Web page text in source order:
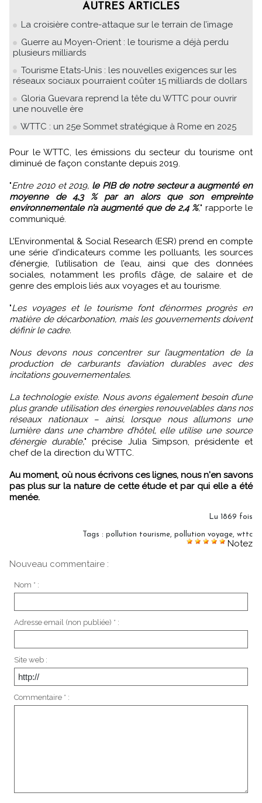
AUTRES ARTICLES
La croisière contre-attaque sur le terrain de l’image
Guerre au Moyen-Orient : le tourisme a déjà perdu
plusieurs milliards
Tourisme Etats-Unis : les nouvelles exigences sur les
réseaux sociaux pourraient coûter 15 milliards de dollars
Gloria Guevara reprend la tête du WTTC pour ouvrir
une nouvelle ère
WTTC : un 25e Sommet stratégique à Rome en 2025
Pour le WTTC, les émissions du secteur du tourisme ont
diminué de façon constante depuis 2019.
"Entre 2010 et 2019, le PIB de notre secteur a augmenté en
moyenne de 4,3 % par an alors que son empreinte
environnementale n’a augmenté que de 2,4 %," rapporte le
communiqué.
L’Environmental & Social Research (ESR) prend en compte
une série d'indicateurs comme les polluants, les sources
d’énergie, l’utilisation de l’eau, ainsi que des données
sociales, notamment les profils d’âge, de salaire et de
genre des emplois liés aux voyages et au tourisme.
"Les voyages et le tourisme font d’énormes progrès en
matière de décarbonation, mais les gouvernements doivent
définir le cadre.
Nous devons nous concentrer sur l’augmentation de la
production de carburants d’aviation durables avec des
incitations gouvernementales.
La technologie existe. Nous avons également besoin d’une
plus grande utilisation des énergies renouvelables dans nos
réseaux nationaux – ainsi, lorsque nous allumons une
lumière dans une chambre d’hôtel, elle utilise une source
d’énergie durable," précise Julia Simpson, présidente et
chef de la direction du WTTC.
Au moment, où nous écrivons ces lignes, nous n'en savons
pas plus sur la nature de cette étude et par qui elle a été
menée.
Lu 1869 fois
Tags : pollution tourisme, pollution voyage, wttc
Notez
Nouveau commentaire :
Nom * :
Adresse email (non publiée) * :
Site web :
Commentaire * :